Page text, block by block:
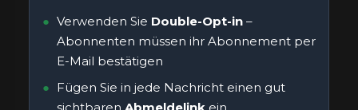
Verwenden Sie Double-Opt-in –
Abonnenten müssen ihr Abonnement per
E-Mail bestätigen
Fügen Sie in jede Nachricht einen gut